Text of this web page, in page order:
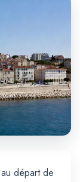
départ de